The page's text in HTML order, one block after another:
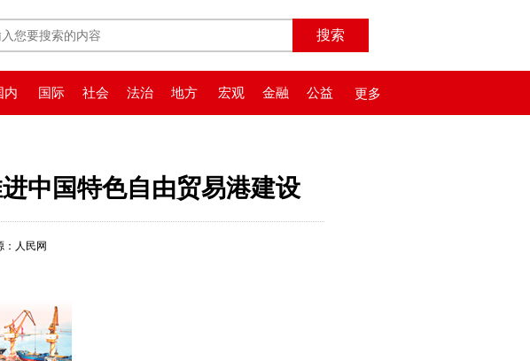
内 国际 社会 法治 地方 宏观 金融 公益 更多
中国特色自由贸易港建设
：人民网